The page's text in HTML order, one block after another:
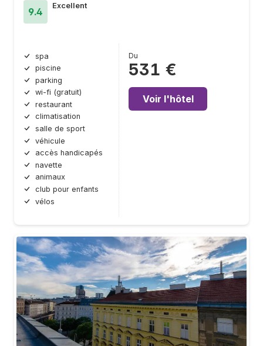
9.4
Excellent
spa
piscine
parking
wi-fi (gratuit)
restaurant
climatisation
salle de sport
véhicule
accès handicapés
navette
animaux
club pour enfants
vélos
Du
531 €
Voir l'hôtel